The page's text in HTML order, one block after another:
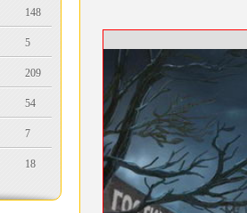
148
5
209
54
7
18